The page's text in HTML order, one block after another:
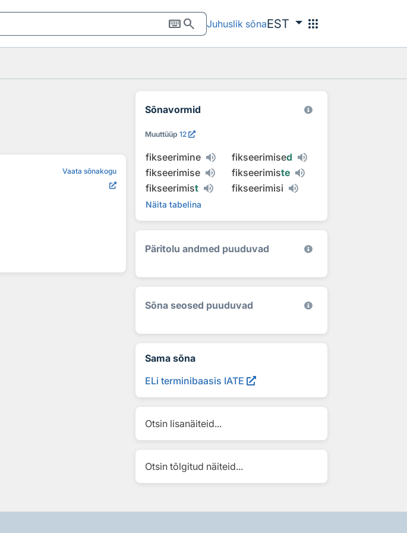
keyboardsearch Juhuslik sõnaEST apps
Vaata sõnakogu
Sõnavormid
Muuttüüp 12
fikseerimine fikseerimised
fikseerimise
fikseerimiste
fikseerimist fikseerimisi
Näita tabelina
Päritolu andmed puuduvad
Sõna seosed puuduvad
Sama sõna
ELi terminibaasis IATE
Otsin lisanäiteid...
Otsin tõlgitud näiteid...